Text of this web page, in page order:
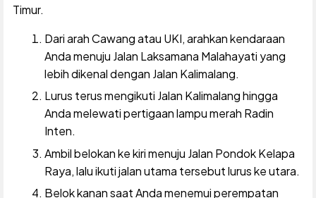
Timur.
Dari arah Cawang atau UKI, arahkan kendaraan
Anda menuju Jalan Laksamana Malahayati yang
lebih dikenal dengan Jalan Kalimalang.
Lurus terus mengikuti Jalan Kalimalang hingga
Anda melewati pertigaan lampu merah Radin
Inten.
Ambil belokan ke kiri menuju Jalan Pondok Kelapa
Raya, lalu ikuti jalan utama tersebut lurus ke utara.
Belok kanan saat Anda menemui perempatan